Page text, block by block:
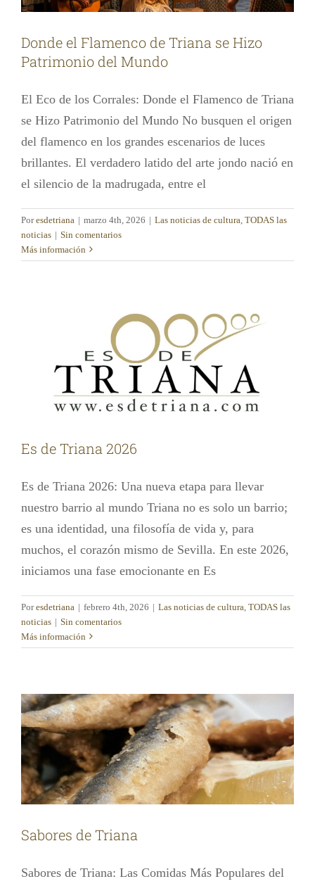
Donde el Flamenco de Triana se Hizo
Patrimonio del Mundo
El Eco de los Corrales: Donde el Flamenco de Triana
se Hizo Patrimonio del Mundo No busquen el origen
del flamenco en los grandes escenarios de luces
brillantes. El verdadero latido del arte jondo nació en
el silencio de la madrugada, entre el
Poresdetriana | marzo 4th, 2026 | Las noticias de cultura TODAS las
noticias | Sin comentarios
Más información
Es de Triana 2026
Es de Triana 2026
Es de Triana 2026: Una nueva etapa para llevar
nuestro barrio al mundo Triana no es solo un barrio;
es una identidad, una filosofía de vida y, para
muchos, el corazón mismo de Sevilla. En este 2026,
iniciamos una fase emocionante en Es
Poresdetriana | febrero 4th, 2026 | Las noticias de cultura TODAS las
noticias | Sin comentarios
Más información
Sabores de Triana
Sabores de Triana
Sabores de Triana: Las Comidas Más Populares del